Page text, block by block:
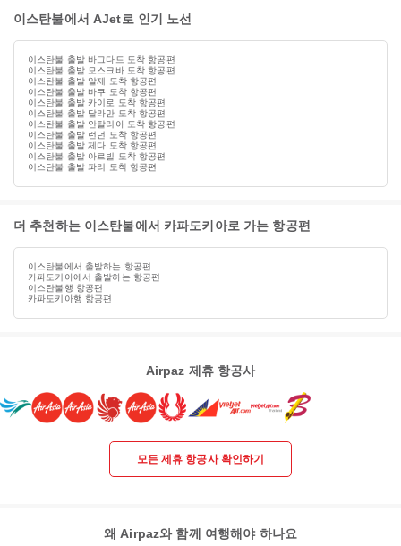
이스탄불에서 AJet로 인기 노선
이스탄불 출발 바그다드 도착 항공편
이스탄불 출발 모스크바 도착 항공편
이스탄불 출발 알제 도착 항공편
이스탄불 출발 바쿠 도착 항공편
이스탄불 출발 카이로 도착 항공편
이스탄불 출발 달라만 도착 항공편
이스탄불 출발 안탈리아 도착 항공편
이스탄불 출발 런던 도착 항공편
이스탄불 출발 제다 도착 항공편
이스탄불 출발 아르빌 도착 항공편
이스탄불 출발 파리 도착 항공편
더 추천하는 이스탄불에서 카파도키아로 가는 항공편
이스탄불에서 출발하는 항공편
카파도키아에서 출발하는 항공편
이스탄불행 항공편
카파도키아행 항공편
Airpaz 제휴 항공사
모든 제휴 항공사 확인하기
왜 Airpaz와 함께 여행해야 하나요